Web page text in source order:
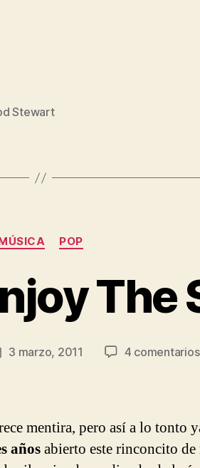
Stewart
Categorías
POP
The
3 marzo, 2011 4 comentarios
mentira, pero así a lo tonto
añosabierto este rinconcito de